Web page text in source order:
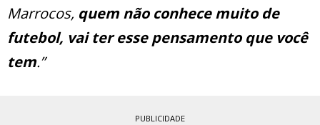
Marrocos, quem não conhece muito de
futebol, vai ter esse pensamento que você
tem.”
PUBLICIDADE